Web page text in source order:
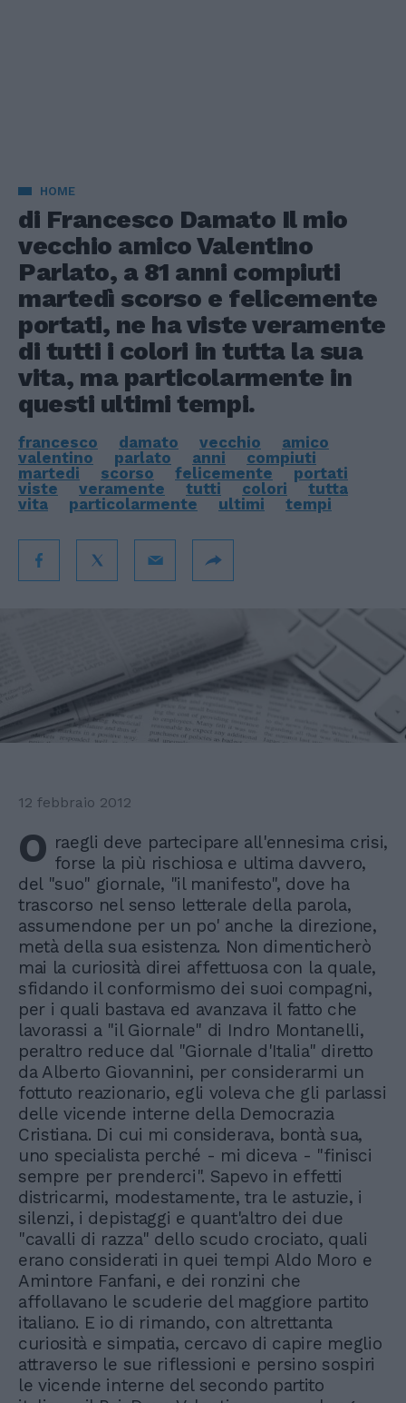
HOME
di Francesco Damato Il mio
vecchio amico Valentino
Parlato, a 81 anni compiuti
martedì scorso e felicemente
portati, ne ha viste veramente
di tutti i colori in tutta la sua
vita, ma particolarmente in
questi ultimi tempi.
francesco damato vecchio
amico
valentino
parlato anni
compiuti
martedi
scorso felicemente
portati
viste
veramente tutti colori
tutta
vita
particolarmente ultimi tempi
12 febbraio 2012
O raegli deve partecipare all'ennesima crisi,
forse la più rischiosa e ultima davvero,
del "suo" giornale, "il manifesto", dove ha
trascorso nel senso letterale della parola,
assumendone per un po' anche la direzione,
metà della sua esistenza. Non dimenticherò
mai la curiosità direi affettuosa con la quale,
sfidando il conformismo dei suoi compagni,
per i quali bastava ed avanzava il fatto che
lavorassi a "il Giornale" di Indro Montanelli,
peraltro reduce dal "Giornale d'Italia" diretto
da Alberto Giovannini, per considerarmi un
fottuto reazionario, egli voleva che gli parlassi
delle vicende interne della Democrazia
Cristiana. Di cui mi considerava, bontà sua,
uno specialista perché - mi diceva - "finisci
sempre per prenderci". Sapevo in effetti
districarmi, modestamente, tra le astuzie, i
silenzi, i depistaggi e quant'altro dei due
"cavalli di razza" dello scudo crociato, quali
erano considerati in quei tempi Aldo Moro e
Amintore Fanfani, e dei ronzini che
affollavano le scuderie del maggiore partito
italiano. E io di rimando, con altrettanta
curiosità e simpatia, cercavo di capire meglio
attraverso le sue riflessioni e persino sospiri
le vicende interne del secondo partito